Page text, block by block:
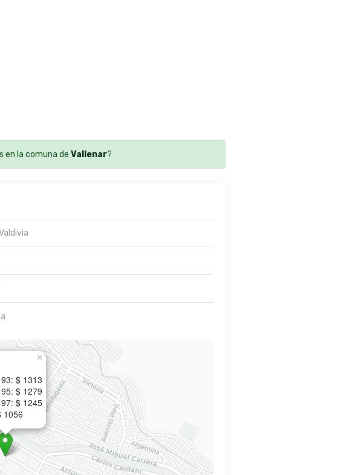
en la comuna de Vallenar?
$ 1313
$ 1279
$ 1245
1056
×